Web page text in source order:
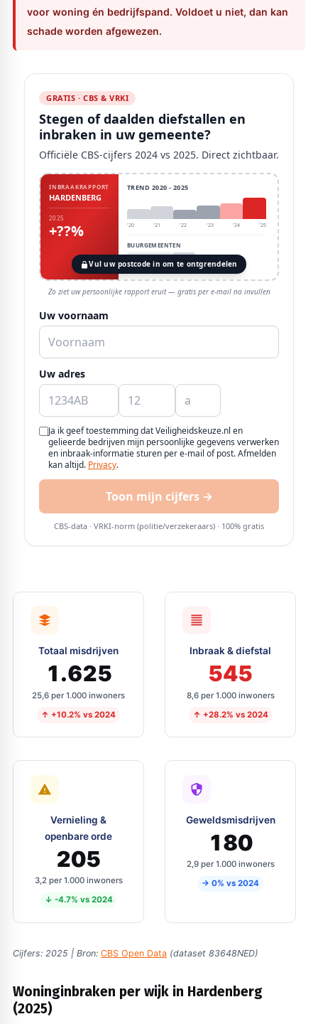
voor woning én bedrijfspand. Voldoet u niet, dan kan
schade worden afgewezen.
Totaal misdrijven
1.625
25,6 per 1.000 inwoners
↑ +10.2% vs 2024
Inbraak & diefstal
545
8,6 per 1.000 inwoners
↑ +28.2% vs 2024
Vernieling &
openbare orde
205
3,2 per 1.000 inwoners
↓ -4.7% vs 2024
Geweldsmisdrijven
180
2,9 per 1.000 inwoners
→ 0% vs 2024
Cijfers: 2025 | Bron: CBS Open Data (dataset 83648NED)
Woninginbraken per wijk in Hardenberg
(2025)